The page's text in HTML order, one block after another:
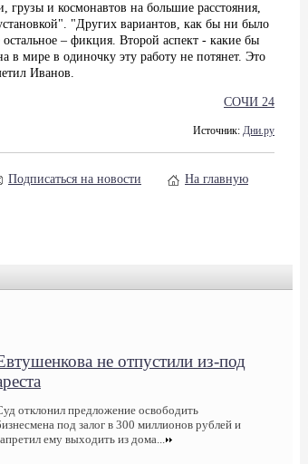
грузы и космонавтов на большие расстояния,
"Других вариантов, как бы ни было
– фикция. Второй аспект - какие бы
в мире в одиночку эту работу не потянет. Это
Иванов.
СОЧИ 24
Источник: Дни.ру
Подписаться на новости На главную
не отпустили из-под
отклонил предложение освободить
под залог в 300 миллионов рублей и
ему выходить из дома...